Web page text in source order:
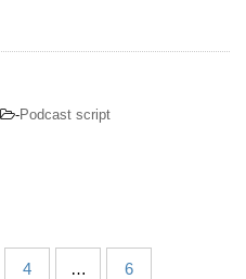
-Podcast script
4 … 6